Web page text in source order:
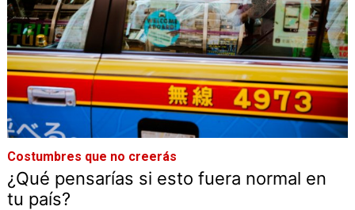
Costumbres que no creerás
¿Qué pensarías si esto fuera normal en
tu país?